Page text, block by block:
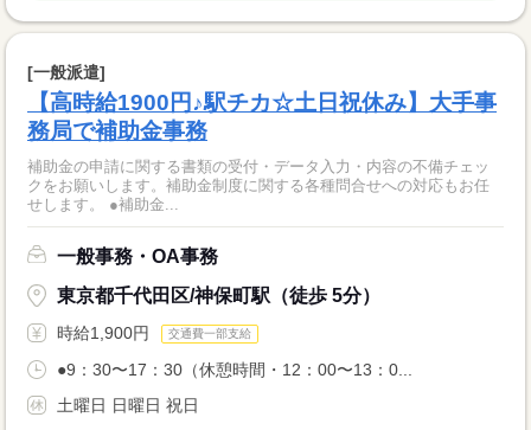
[一般派遣]
【高時給1900円♪駅チカ☆土日祝休み】大手事
務局で補助金事務
補助金の申請に関する書類の受付・データ入力・内容の不備チェッ
クをお願いします。補助金制度に関する各種問合せへの対応もお任
せします。 ●補助金...
一般事務・OA事務
東京都千代田区/神保町駅（徒歩 5分）
時給1,900円 交通費一部支給
●9：30〜17：30（休憩時間・12：00〜13：0...
土曜日 日曜日 祝日